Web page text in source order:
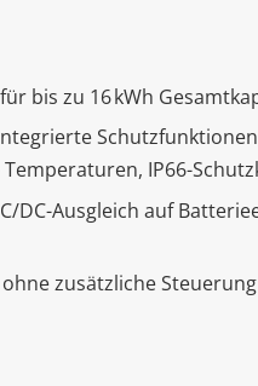
bis zu 16 kWh
IP66-
DC-Ausgleich auf
zusätzliche